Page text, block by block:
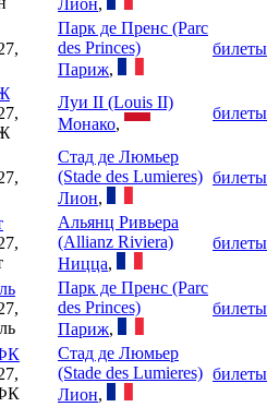
Парк де Пренс (Parc
des Princes)
Париж,
билеты
Луи II (Louis II)
Монако,
билеты
Стад де Люмьер
(Stade des Lumieres)
Лион,
билеты
Альянц Ривьера
(Allianz Riviera)
Ницца,
билеты
Парк де Пренс (Parc
des Princes)
Париж,
билеты
Стад де Люмьер
(Stade des Lumieres)
Лион,
билеты